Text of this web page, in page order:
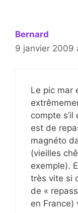
Bernard
9 janvier 2009
Le pic mar
compte
est de
magnéto
(vieilles
exemple).
très vite si
de «
en France)